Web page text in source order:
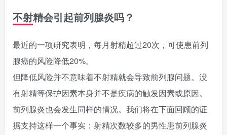
不射精会引起前列腺炎吗？
最近的一项研究表明，每月射精超过20次，可使患前列
腺癌的风险降低20%。
但降低风险并不意味着不射精就会导致前列腺问题。没
有射精等保护因素本身并不是疾病的触发因素或原因。
前列腺炎也会发生同样的情况。我们将在下面回顾的证
据支持这样一个事实：射精次数较多的男性患前列腺炎